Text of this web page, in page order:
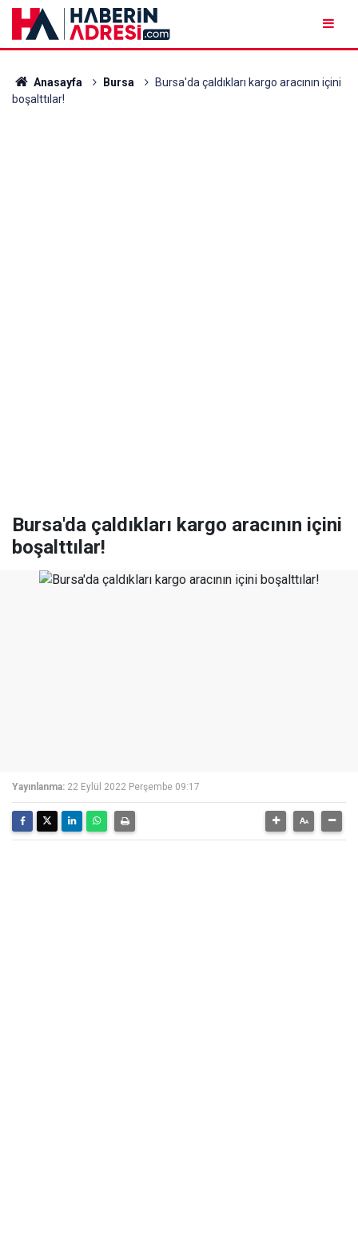
Anasayfa Bursa
Bursa'da çaldıkları kargo aracının içini
boşalttılar!
Bursa'da çaldıkları kargo aracının içini
boşalttılar!
Yayınlanma: 22 Eylül 2022 Perşembe 09:17